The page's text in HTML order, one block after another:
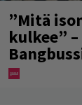
”Mitä
kulkee”